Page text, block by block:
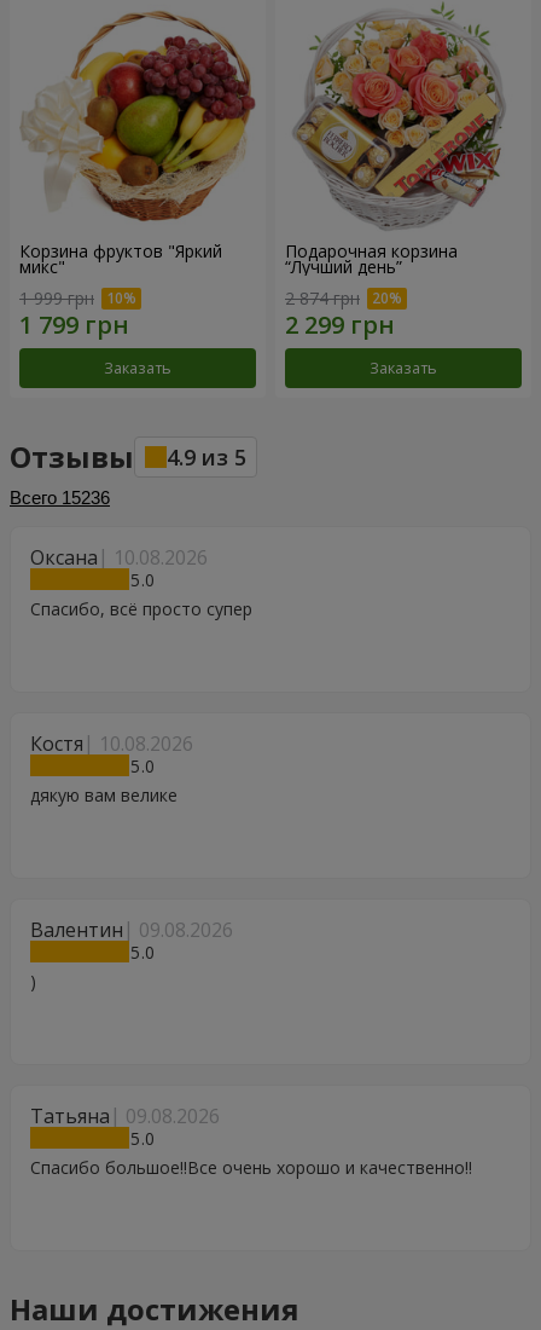
Корзина фруктов "Яркий
микс"
1 999 грн
Заказать
Подарочная корзина
“Лучший день”
2 874 грн
Заказать
Отзывы 4.9 из 5
Всего 15236
Оксана 10.08.2026
5
Спасибо, всё просто супер
Костя 10.08.2026
5
дякую вам велике
Валентин 09.08.2026
5
)
Татьяна 09.08.2026
5
Спасибо большое!!Все очень хорошо и качественно!!
Наши достижения